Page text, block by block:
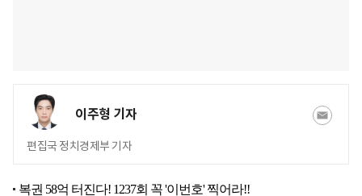
이주형 기자
편집국 정치경제부 기자